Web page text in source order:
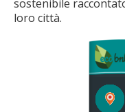
sostenibile
loro città.